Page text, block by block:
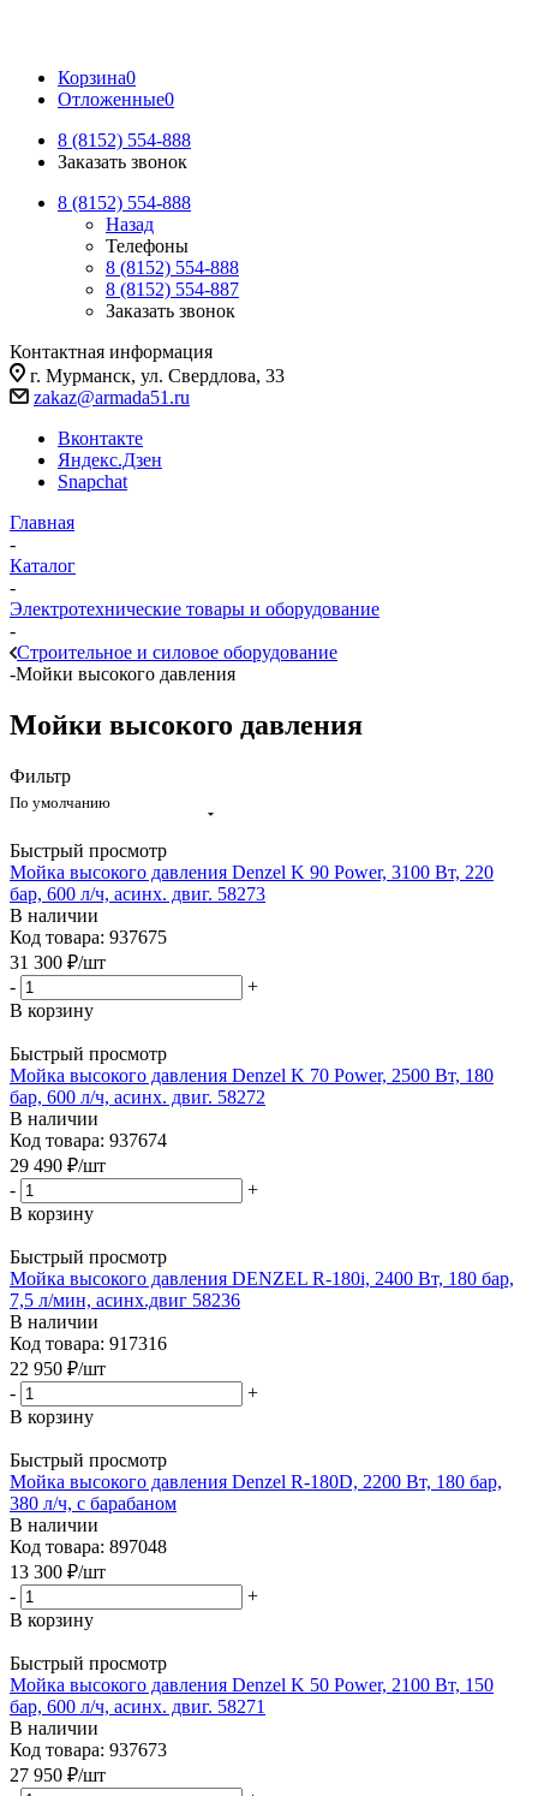
Корзина0
Отложенные0
8 (8152) 554-888
Заказать звонок
8 (8152) 554-888
Назад
Телефоны
8 (8152) 554-888
8 (8152) 554-887
Заказать звонок
Контактная информация
г. Мурманск, ул. Свердлова, 33
zakaz@armada51.ru
Вконтакте
Яндекс.Дзен
Snapchat
Главная
-
Каталог
-
Электротехнические товары и оборудование
-
Строительное и силовое оборудование
-Мойки высокого давления
Мойки высокого давления
Фильтр
По умолчанию
Быстрый просмотр
Мойка высокого давления Denzel K 90 Power, 3100 Вт, 220
бар, 600 л/ч, асинх. двиг. 58273
В наличии
Код товара: 937675
31 300 ₽/шт
-
+
В корзину
Быстрый просмотр
Мойка высокого давления Denzel K 70 Power, 2500 Вт, 180
бар, 600 л/ч, асинх. двиг. 58272
В наличии
Код товара: 937674
29 490 ₽/шт
-
+
В корзину
Быстрый просмотр
Мойка высокого давления DENZEL R-180i, 2400 Вт, 180 бар,
7,5 л/мин, асинх.двиг 58236
В наличии
Код товара: 917316
22 950 ₽/шт
-
+
В корзину
Быстрый просмотр
Мойка высокого давления Denzel R-180D, 2200 Вт, 180 бар,
380 л/ч, с барабаном
В наличии
Код товара: 897048
13 300 ₽/шт
-
+
В корзину
Быстрый просмотр
Мойка высокого давления Denzel K 50 Power, 2100 Вт, 150
бар, 600 л/ч, асинх. двиг. 58271
В наличии
Код товара: 937673
27 950 ₽/шт